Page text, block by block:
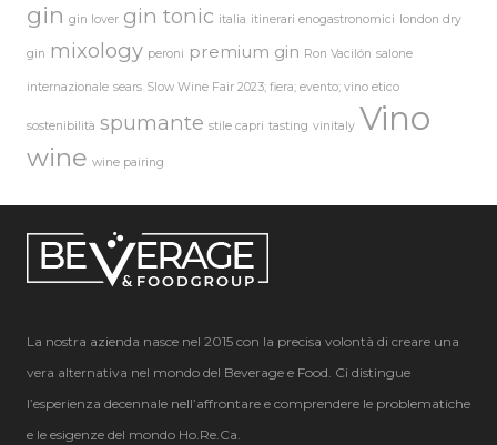
gin gin lover gin tonic italia itinerari enogastronomici london dry
gin mixology peroni premium gin Ron Vacilón salone
internazionale sears Slow Wine Fair 2023; fiera; evento; vino etico
sostenibilità spumante stile capri tasting vinitaly Vino
wine wine pairing
La nostra azienda nasce nel 2015 con la precisa volontà di creare una
vera alternativa nel mondo del Beverage e Food. Ci distingue
l’esperienza decennale nell’affrontare e comprendere le problematiche
e le esigenze del mondo Ho.Re.Ca.